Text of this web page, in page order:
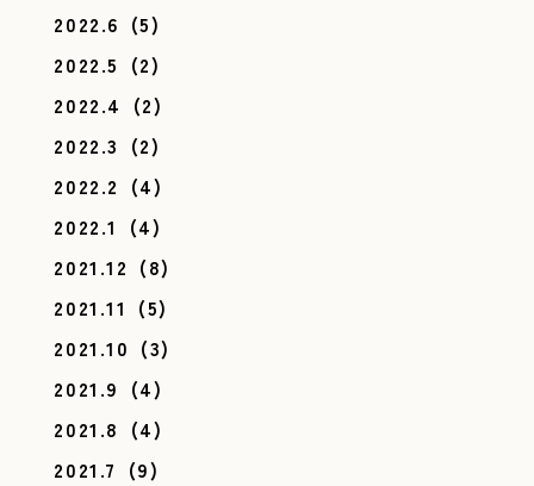
2022.6 (5)
2022.5 (2)
2022.4 (2)
2022.3 (2)
2022.2 (4)
2022.1
(4)
2021.12 (8)
2021.11 (5)
2021.10 (3)
2021.9 (4)
2021.8 (4)
2021.7 (9)